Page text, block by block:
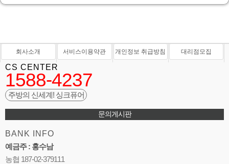
회사소개 서비스이용약관 개인정보 취급방침 대리점모집
CS CENTER
1588-4237
주방의 신세계! 싱크퓨어
문의게시판
BANK INFO
예금주 : 홍수남
농협 187-02-379111